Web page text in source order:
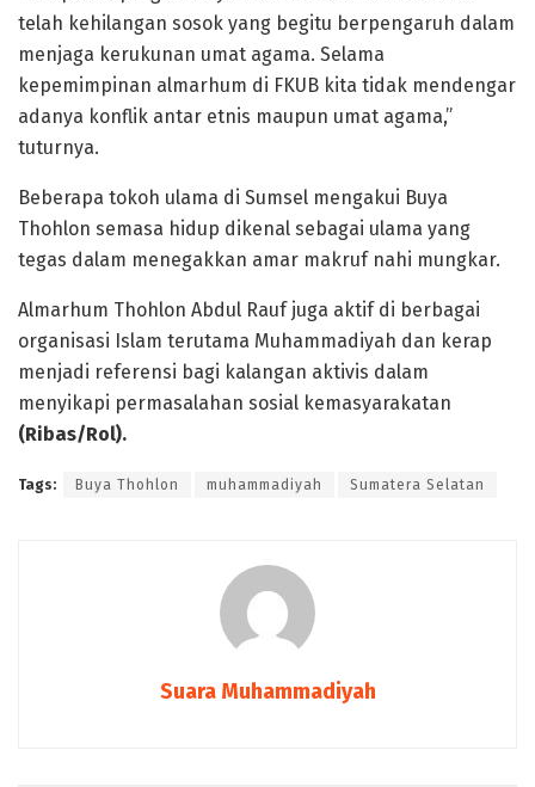
telah kehilangan sosok yang begitu berpengaruh dalam
menjaga kerukunan umat agama. Selama
kepemimpinan almarhum di FKUB kita tidak mendengar
adanya konflik antar etnis maupun umat agama,”
tuturnya.
Beberapa tokoh ulama di Sumsel mengakui Buya
Thohlon semasa hidup dikenal sebagai ulama yang
tegas dalam menegakkan amar makruf nahi mungkar.
Almarhum Thohlon Abdul Rauf juga aktif di berbagai
organisasi Islam terutama Muhammadiyah dan kerap
menjadi referensi bagi kalangan aktivis dalam
menyikapi permasalahan sosial kemasyarakatan
(Ribas/Rol).
Tags: Buya Thohlon muhammadiyah Sumatera Selatan
Suara Muhammadiyah